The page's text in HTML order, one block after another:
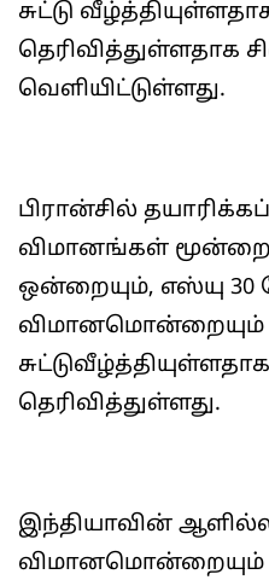
சுட்டு
தெரிவித்துள்ளதாக
வெளியிட்டுள்ளது.
பிரான்சில்
விமானங்கள்
ஒன்றையும், எஸ்யு
விமானமொன்றையும்
தெரிவித்துள்ளது.
இந்தியாவின்
விமானமொன்றையும்